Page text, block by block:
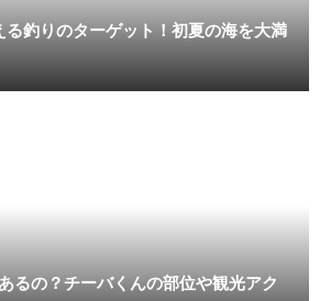
る釣りのターゲット！初夏の海を大満
るの？チーバくんの部位や観光アク